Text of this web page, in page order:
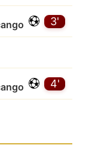
3'
4'